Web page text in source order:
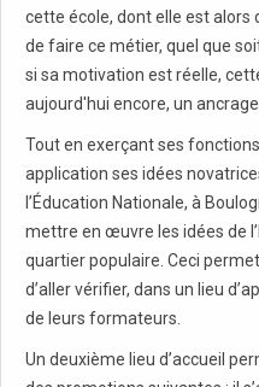
cette école, dont elle est alors
de faire ce métier, quel que
si sa motivation est réelle,
aujourd'hui encore, un
Tout en exerçant ses
application ses idées
l’Éducation Nationale, à
mettre en œuvre les idées de
quartier populaire. Ceci
d’aller vérifier, dans un lieu
de leurs formateurs.
Un deuxième lieu d’accueil